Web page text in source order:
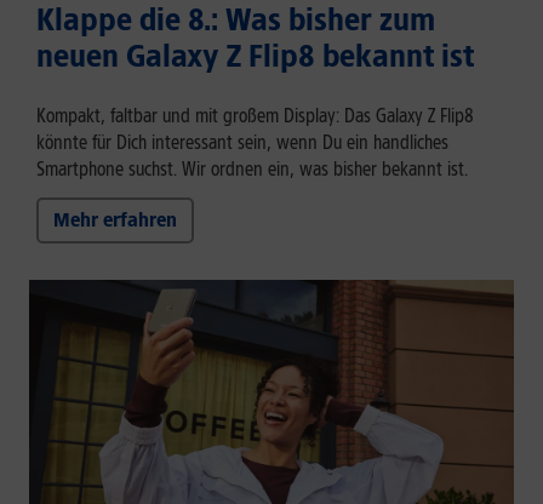
Klappe die 8.: Was bisher zum
neuen Galaxy Z Flip8 bekannt ist
Kompakt, faltbar und mit großem Display: Das Galaxy Z Flip8
könnte für Dich interessant sein, wenn Du ein handliches
Smartphone suchst. Wir ordnen ein, was bisher bekannt ist.
Mehr erfahren